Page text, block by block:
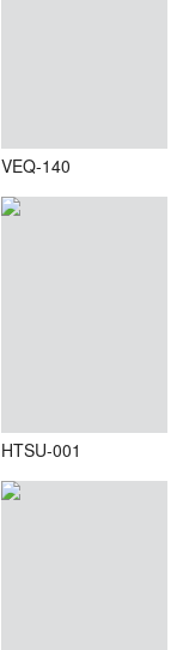
VEQ-140
HTSU-001